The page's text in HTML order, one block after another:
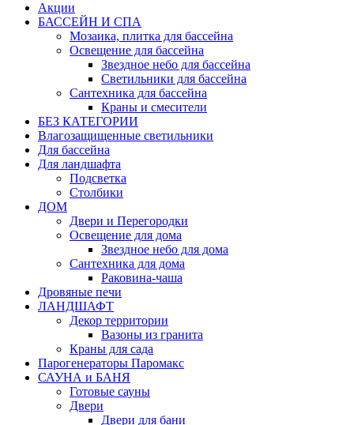
Акции
БАССЕЙН И СПА
Мозаика, плитка для бассейна
Освещение для бассейна
Звездное небо для бассейна
Светильники для бассейна
Сантехника для бассейна
Краны и смесители
БЕЗ КАТЕГОРИИ
Влагозащищенные светильники
Для бассейна
Для ландшафта
Подсветка
Столбики
ДОМ
Двери и Перегородки
Освещение для дома
Звездное небо для дома
Сантехника для дома
Раковина-чаша
Дровяные печи
ЛАНДШАФТ
Декор территории
Вазоны из гранита
Краны для сада
Парогенераторы Паромакс
САУНА и БАНЯ
Готовые сауны
Двери
Двери для бани